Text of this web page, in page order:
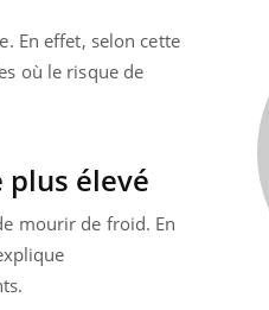
En effet, selon cette
où le risque de
élevé
mourir de froid. En